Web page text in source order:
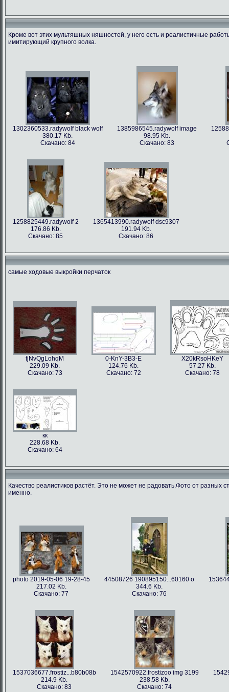
60.91 Kb.
Скачано: 79
1375506317.radywolf ao
492.86 Kb.
Скачано: 62
1393372244.radywolf eixin-20
3836.44 Kb.
Скачано: 70
1394357978.radywolf image
82.75 Kb.
Скачано: 70
Кроме вот этих мультяшных няшностей, у него есть и реалистичные
имитирующий крупного волка.
1302360533.radywolf black wolf
380.17 Kb.
Скачано: 84
1385986545.radywolf image
98.95 Kb.
Скачано: 83
1258825449.radywolf 2
176.86 Kb.
Скачано: 85
1365413990.radywolf dsc9307
191.94 Kb.
Скачано: 86
самые ходовые выкройки перчаток
tjNvQgLohqM
229.09 Kb.
Скачано: 73
0-KnY-3B3-E
124.76 Kb.
Скачано: 72
X20kRsoHKeY
57.27 Kb.
Скачано: 78
кк
228.68 Kb.
Скачано: 64
Качество реалистиков растёт. Это не может не радовать.Фото от разных
именно.
photo 2019-05-06 19-28-45
217.02 Kb.
Скачано: 77
44508726 190895150...60160 o
344.6 Kb.
Скачано: 76
1537036677.frostiz...b80b08b
214.9 Kb.
Скачано: 83
1542570922.frostizoo img 3199
238.58 Kb.
Скачано: 74